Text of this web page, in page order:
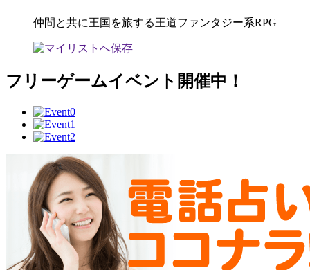
仲間と共に王国を旅する王道ファンタジー系RPG
フリーゲームイベント開催中！